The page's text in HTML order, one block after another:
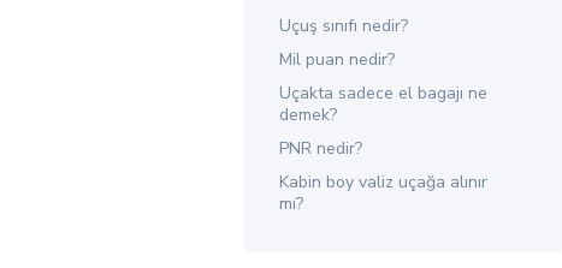
Uçuş sınıfı nedir?
Mil puan nedir?
Uçakta sadece el bagajı ne
demek?
PNR nedir?
Kabin boy valiz uçağa alınır
mı?